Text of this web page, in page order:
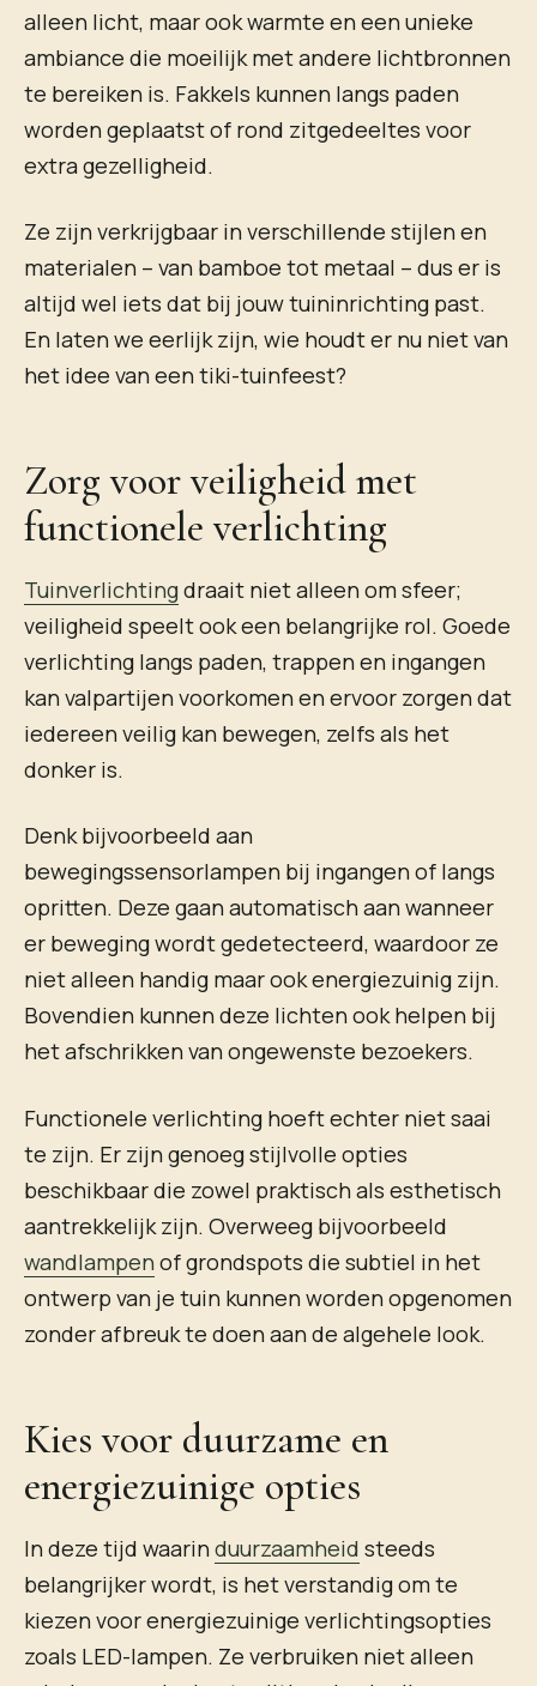
alleen licht, maar ook warmte en een unieke
ambiance die moeilijk met andere lichtbronnen
te bereiken is. Fakkels kunnen langs paden
worden geplaatst of rond zitgedeeltes voor
extra gezelligheid.
Ze zijn verkrijgbaar in verschillende stijlen en
materialen – van bamboe tot metaal – dus er is
altijd wel iets dat bij jouw tuininrichting past.
En laten we eerlijk zijn, wie houdt er nu niet van
het idee van een tiki-tuinfeest?
Zorg voor veiligheid met
functionele verlichting
Tuinverlichtingdraait niet alleen om sfeer;
veiligheid speelt ook een belangrijke rol. Goede
verlichting langs paden, trappen en ingangen
kan valpartijen voorkomen en ervoor zorgen dat
iedereen veilig kan bewegen, zelfs als het
donker is.
Denk bijvoorbeeld aan
bewegingssensorlampen bij ingangen of langs
opritten. Deze gaan automatisch aan wanneer
er beweging wordt gedetecteerd, waardoor ze
niet alleen handig maar ook energiezuinig zijn.
Bovendien kunnen deze lichten ook helpen bij
het afschrikken van ongewenste bezoekers.
Functionele verlichting hoeft echter niet saai
te zijn. Er zijn genoeg stijlvolle opties
beschikbaar die zowel praktisch als esthetisch
aantrekkelijk zijn. Overweeg bijvoorbeeld
wandlampen of grondspots die subtiel in het
ontwerp van je tuin kunnen worden opgenomen
zonder afbreuk te doen aan de algehele look.
Kies voor duurzame en
energiezuinige opties
In deze tijd waarinduurzaamheid steeds
belangrijker wordt, is het verstandig om te
kiezen voor energiezuinige verlichtingsopties
zoals LED-lampen. Ze verbruiken niet alleen